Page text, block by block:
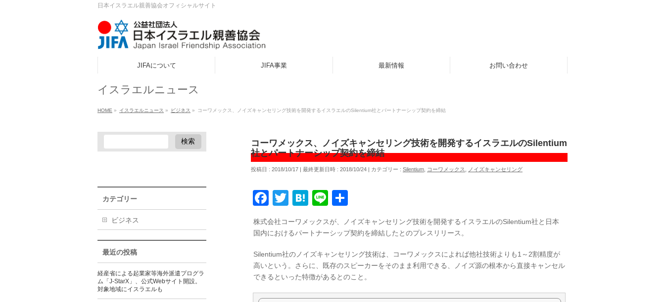
日本イスラエル親善協会オフィシャルサイト
JIFAについて JIFA事業 最新情報 お問い合わせ
イスラエルニュース
HOME » イスラエルニュース » ビジネス » コーワメックス、ノイズキャンセリング技術を開発するイスラエルのSilentium社とパートナーシップ契約を締結
コーワメックス、ノイズキャンセリング技術を開発するイスラエルのSilentium
社とパートナーシップ契約を締結
投稿日 : 2018/10/17 最終更新日時 : 2018/10/24 カテゴリー : Silentium コーワメックス ノイズキャンセリング
Facebook
TwitterHatena
Line
株式会社コーワメックスが、ノイズキャンセリング技術を開発するイスラエルのSilentium社と日本
国内におけるパートナーシップ契約を締結したとのプレスリリース。
Silentium社のノイズキャンセリング技術は、コーワメックスによれば他社技術よりも1～2割精度が
高いという。さらに、既存のスピーカーをそのまま利用できる、ノイズ源の根本から直接キャンセル
できるといった特徴があるとのこと。
カテゴリー
ビジネス
最近の投稿
経産省による起業家等海外派遣プログラ
ム「J-StarX」、公式Webサイト開設。
対象地域にイスラエルも